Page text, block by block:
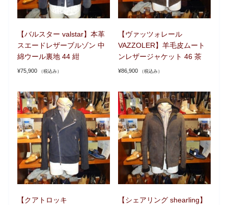
【バルスター valstar】本革
スエードレザーブルゾン 中
綿ウール裏地 44 紺
¥75,900 （税込み）
【ヴァッツォレール
VAZZOLER】羊毛皮ムート
ンレザージャケット 46 茶
¥86,900 （税込み）
【クアトロッキ
【シェアリング shearling】